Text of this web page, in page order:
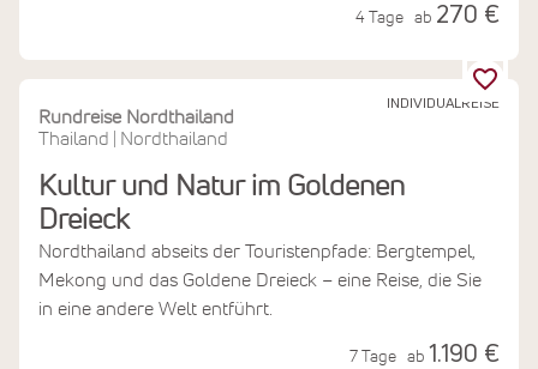
4 Tage ab 270 €
INDIVIDUALREISE
Rundreise Nordthailand
Thailand
Nordthailand
Kultur und Natur im Goldenen
Dreieck
Nordthailand abseits der Touristenpfade: Bergtempel,
Mekong und das Goldene Dreieck – eine Reise, die Sie
in eine andere Welt entführt.
7 Tage ab 1.190 €